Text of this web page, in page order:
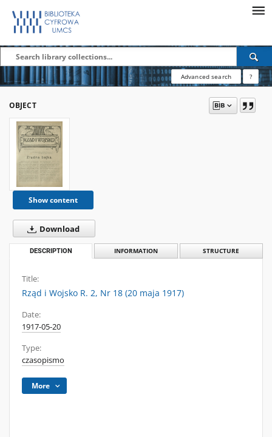
Advanced search ?
OBJECT
Show content
Download
DESCRIPTION INFORMATION STRUCTURE
Title:
Rząd i Wojsko R. 2, Nr 18 (20 maja 1917)
Date:
1917-05-20
Type:
czasopismo
More